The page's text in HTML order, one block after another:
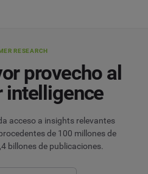
RESEARCH
provecho al
intelligence
acceso a insights relevantes
de 100 millones de
billones de publicaciones.